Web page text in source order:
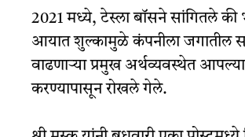
2021 मध्ये, टेस्ला बॉसने सांगितले की
आयात शुल्कामुळे कंपनीला जगातील
वाढणाऱ्या प्रमुख अर्थव्यवस्थेत
करण्यापासून रोखले गेले.